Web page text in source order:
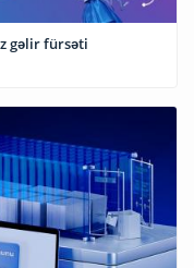
gəlir fürsəti